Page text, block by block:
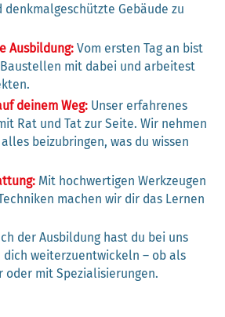
denkmalgeschützte Gebäude zu
Ausbildung:Vom ersten Tag an bist
mit dabei und arbeitest
deinem Weg:Unser erfahrenes
Rat und Tat zur Seite. Wir nehmen
beizubringen, was du wissen
Mit hochwertigen Werkzeugen
machen wir dir das Lernen
der Ausbildung hast du bei uns
dich weiterzuentwickeln – ob als
oder mit Spezialisierungen.